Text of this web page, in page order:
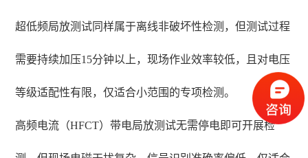
超低频局放测试同样属于离线非破坏性检测，但测试过程
需要持续加压15分钟以上，现场作业效率较低，且对电压
等级适配性有限，仅适合小范围的专项检测。
高频电流（HFCT）带电局放测试无需停电即可开展检